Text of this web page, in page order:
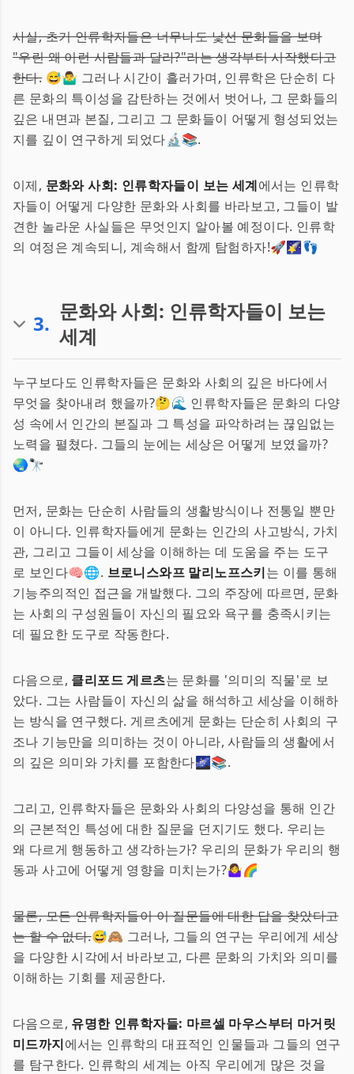
사실, 초기 인류학자들은 너무나도 낯선 문화들을 보며
"우린 왜 이런 사람들과 달라?"라는 생각부터 시작했다고
한다.😅🤷‍♂️ 그러나 시간이 흘러가며, 인류학은 단순히 다
른 문화의 특이성을 감탄하는 것에서 벗어나, 그 문화들의
깊은 내면과 본질, 그리고 그 문화들이 어떻게 형성되었는
지를 깊이 연구하게 되었다🔬📚.
이제, 문화와 사회: 인류학자들이 보는 세계에서는 인류학
자들이 어떻게 다양한 문화와 사회를 바라보고, 그들이 발
견한 놀라운 사실들은 무엇인지 알아볼 예정이다. 인류학
의 여정은 계속되니, 계속해서 함께 탐험하자!🚀🌠👣
3. 문화와 사회: 인류학자들이 보는
세계
누구보다도 인류학자들은 문화와 사회의 깊은 바다에서
무엇을 찾아내려 했을까?🤔🌊 인류학자들은 문화의 다양
성 속에서 인간의 본질과 그 특성을 파악하려는 끊임없는
노력을 펼쳤다. 그들의 눈에는 세상은 어떻게 보였을까?
🌏🔭
먼저, 문화는 단순히 사람들의 생활방식이나 전통일 뿐만
이 아니다. 인류학자들에게 문화는 인간의 사고방식, 가치
관, 그리고 그들이 세상을 이해하는 데 도움을 주는 도구
로 보인다🧠🌐. 브로니스와프 말리노프스키는 이를 통해
기능주의적인 접근을 개발했다. 그의 주장에 따르면, 문화
는 사회의 구성원들이 자신의 필요와 욕구를 충족시키는
데 필요한 도구로 작동한다.
다음으로, 클리포드 게르츠는 문화를 '의미의 직물'로 보
았다. 그는 사람들이 자신의 삶을 해석하고 세상을 이해하
는 방식을 연구했다. 게르츠에게 문화는 단순히 사회의 구
조나 기능만을 의미하는 것이 아니라, 사람들의 생활에서
의 깊은 의미와 가치를 포함한다🌌📚.
그리고, 인류학자들은 문화와 사회의 다양성을 통해 인간
의 근본적인 특성에 대한 질문을 던지기도 했다. 우리는
왜 다르게 행동하고 생각하는가? 우리의 문화가 우리의 행
동과 사고에 어떻게 영향을 미치는가?🤷‍♀️🌈
물론, 모든 인류학자들이 이 질문들에 대한 답을 찾았다고
는 할 수 없다.😅🙈 그러나, 그들의 연구는 우리에게 세상
을 다양한 시각에서 바라보고, 다른 문화의 가치와 의미를
이해하는 기회를 제공한다.
다음으로, 유명한 인류학자들: 마르셀 마우스부터 마거릿
미드까지에서는 인류학의 대표적인 인물들과 그들의 연구
를 탐구한다. 인류학의 세계는 아직 우리에게 많은 것을